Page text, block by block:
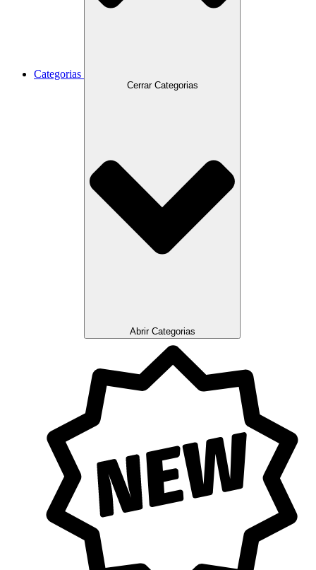
Categorias
Cerrar Categorias
Abrir Categorias